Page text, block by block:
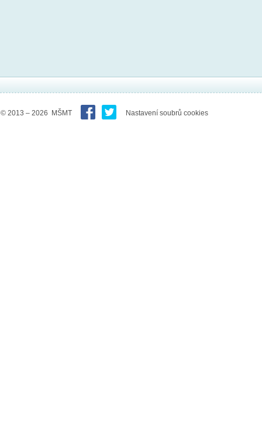
© 2013 – 2026 MŠMT Nastavení soubrů cookies